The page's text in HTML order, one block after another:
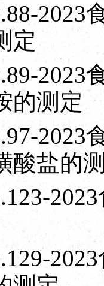
2023
定
2023
的测定
2023
酸盐的
2023